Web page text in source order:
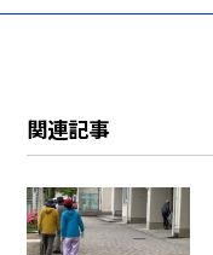
関連記事